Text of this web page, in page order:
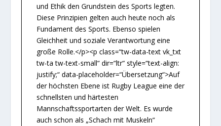
und Ethik den Grundstein des Sports legten.
Diese Prinzipien gelten auch heute noch als
Fundament des Sports. Ebenso spielen
Gleichheit und soziale Verantwortung eine
große Rolle.</p><p class=“tw-data-text vk_txt
tw-ta tw-text-small“ dir=“ltr“ style=“text-align:
justify;“ data-placeholder=“Übersetzung“>Auf
der höchsten Ebene ist Rugby League eine der
schnellsten und härtesten
Mannschaftssportarten der Welt. Es wurde
auch schon als „Schach mit Muskeln“